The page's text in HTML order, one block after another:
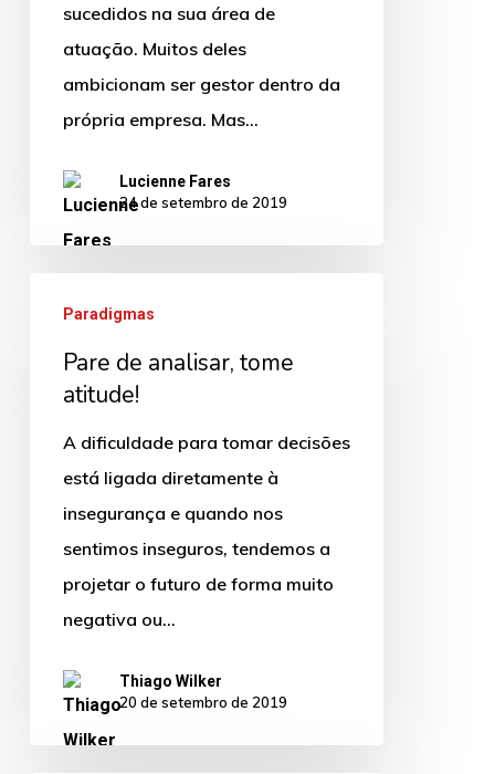
gestor?
sucedidos na sua área de
atuação. Muitos deles
ambicionam ser gestor dentro da
própria empresa. Mas…
Lucienne Fares
24 de setembro de 2019
analisar,
tome
Paradigmas
Pare de analisar, tome
atitude!
A dificuldade para tomar decisões
está ligada diretamente à
insegurança e quando nos
sentimos inseguros, tendemos a
projetar o futuro de forma muito
negativa ou…
Thiago Wilker
20 de setembro de 2019